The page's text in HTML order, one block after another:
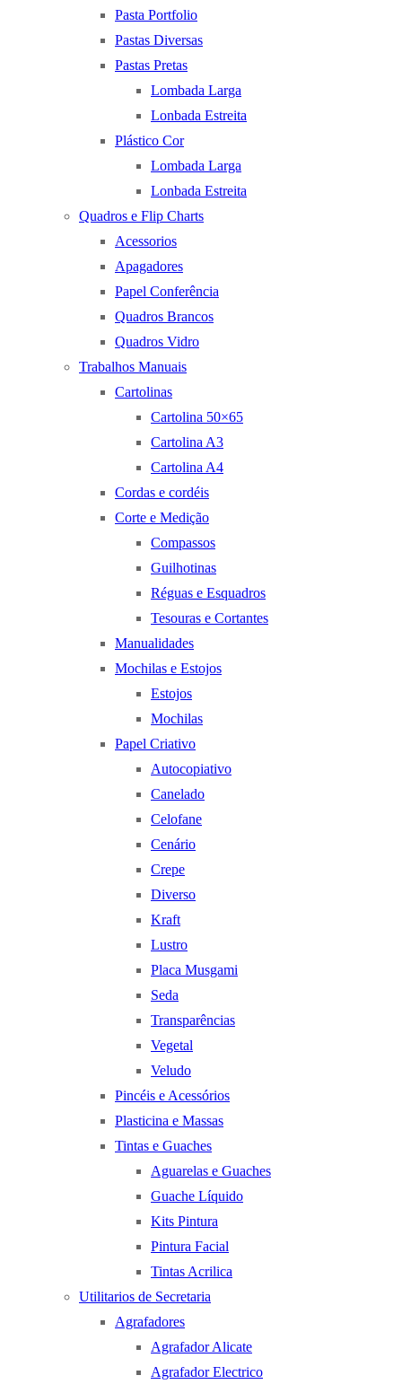
Pasta Portfolio
Pastas Diversas
Pastas Pretas
Lombada Larga
Lonbada Estreita
Plástico Cor
Lombada Larga
Lonbada Estreita
Quadros e Flip Charts
Acessorios
Apagadores
Papel Conferência
Quadros Brancos
Quadros Vidro
Trabalhos Manuais
Cartolinas
Cartolina 50×65
Cartolina A3
Cartolina A4
Cordas e cordéis
Corte e Medição
Compassos
Guilhotinas
Réguas e Esquadros
Tesouras e Cortantes
Manualidades
Mochilas e Estojos
Estojos
Mochilas
Papel Criativo
Autocopiativo
Canelado
Celofane
Cenário
Crepe
Diverso
Kraft
Lustro
Placa Musgami
Seda
Transparências
Vegetal
Veludo
Pincéis e Acessórios
Plasticina e Massas
Tintas e Guaches
Aguarelas e Guaches
Guache Líquido
Kits Pintura
Pintura Facial
Tintas Acrilica
Utilitarios de Secretaria
Agrafadores
Agrafador Alicate
Agrafador Electrico